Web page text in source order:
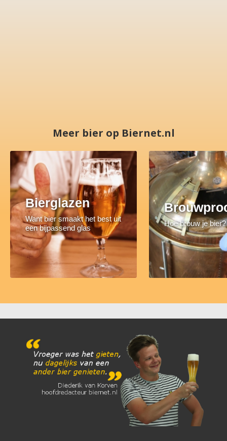
Meer bier op Biernet.nl
Bierglazen
Want bier smaakt het best uit
een bijpassend glas
Hoe brouw je bier?